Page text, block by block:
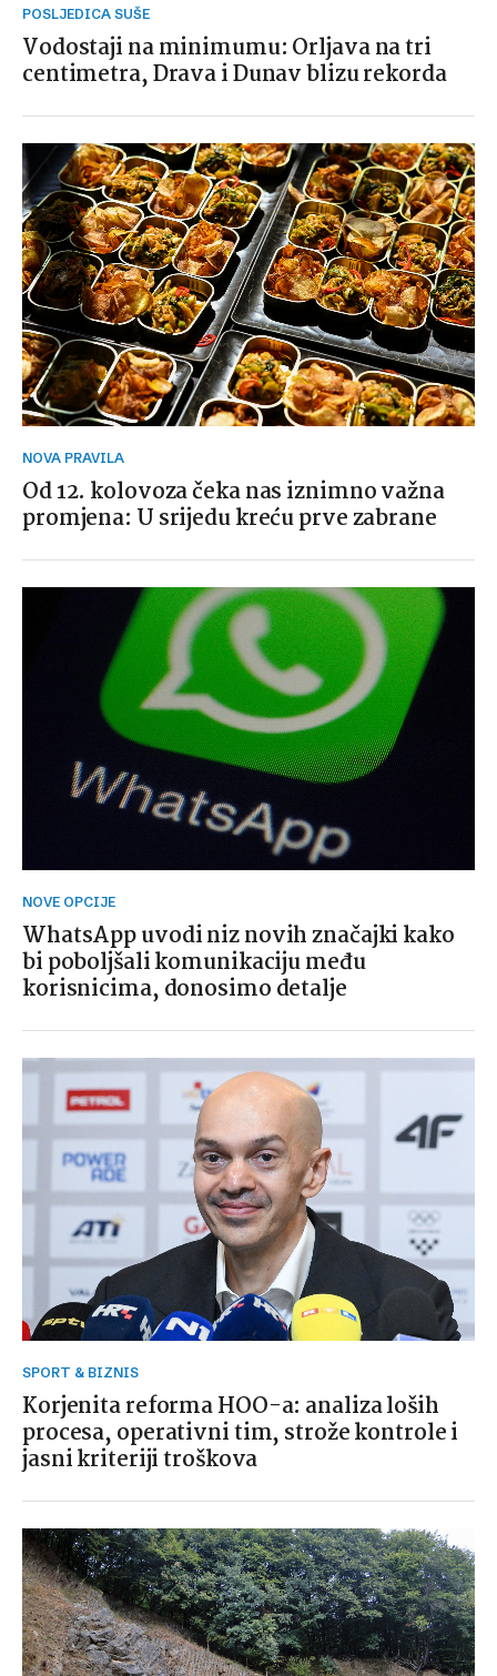
POSLJEDICA SUŠE
Vodostaji na minimumu: Orljava na tri
centimetra, Drava i Dunav blizu rekorda
NOVA PRAVILA
Od 12. kolovoza čeka nas iznimno važna
promjena: U srijedu kreću prve zabrane
NOVE OPCIJE
WhatsApp uvodi niz novih značajki kako
bi poboljšali komunikaciju među
korisnicima, donosimo detalje
SPORT & BIZNIS
Korjenita reforma HOO-a: analiza loših
procesa, operativni tim, strože kontrole i
jasni kriteriji troškova